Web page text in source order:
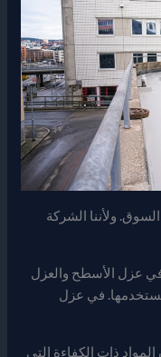
ولأننا الشركة
في عزل الأسطح والعزل
في عزل
ذات الكفاءة التي